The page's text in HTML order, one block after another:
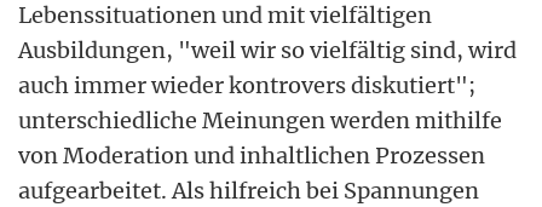
Lebenssituationen und mit vielfältigen
Ausbildungen, "weil wir so vielfältig sind, wird
auch immer wieder kontrovers diskutiert";
unterschiedliche Meinungen werden mithilfe
von Moderation und inhaltlichen Prozessen
aufgearbeitet. Als hilfreich bei Spannungen